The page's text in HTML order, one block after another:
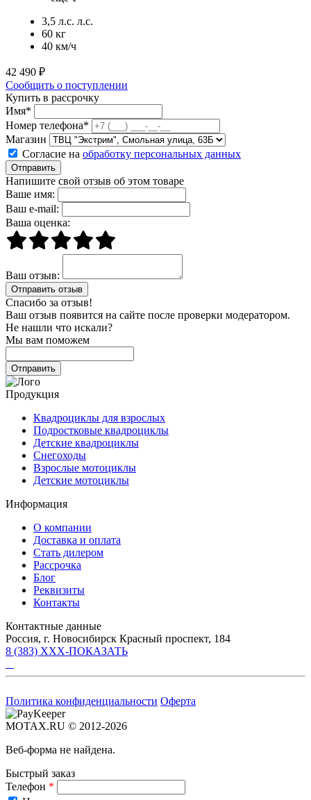
3,5 л.с. л.с.
60 кг
40 км/ч
42 490 ₽
Сообщить о поступлении
Купить в рассрочку
Имя*
Номер телефона*
Магазин
Согласие на обработку персональных данных
Отправить
Напишите свой отзыв об этом товаре
Ваше имя:
Ваш e-mail:
Ваша оценка:
Ваш отзыв:
Спасибо за отзыв!
Ваш отзыв появится на сайте после проверки модератором.
Не нашли что искали?
Мы вам поможем
Продукция
Квадроциклы для взрослых
Подростковые квадроциклы
Детские квадроциклы
Снегоходы
Взрослые мотоциклы
Детские мотоциклы
Информация
О компании
Доставка и оплата
Стать дилером
Рассрочка
Блог
Реквизиты
Контакты
Контактные данные
Россия, г. Новосибирск Красный проспект, 184
8 (383) XXX-ПОКАЗАТЬ
Политика конфиденциальности Оферта
MOTAX.RU © 2012-2026
Веб-форма не найдена.
Быстрый заказ
Телефон *